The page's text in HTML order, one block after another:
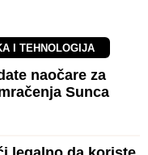
I TEHNOLOGIJA
naočare za
Sunca